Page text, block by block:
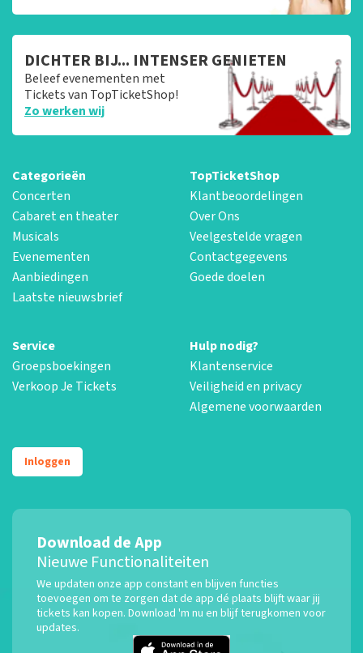
DICHTER BIJ... INTENSER GENIETEN
Beleef evenementen met
Tickets van TopTicketShop!
Zo werken wij
Categorieën
Concerten
Cabaret en theater
Musicals
Evenementen
Aanbiedingen
Laatste nieuwsbrief
TopTicketShop
Klantbeoordelingen
Over Ons
Veelgestelde vragen
Contactgegevens
Goede doelen
Service
Groepsboekingen
Verkoop Je Tickets
Hulp nodig?
Klantenservice
Veiligheid en privacy
Algemene voorwaarden
Inloggen
Download de App
Nieuwe Functionaliteiten
We updaten onze app constant en blijven functies
toevoegen om te zorgen dat de app dé plaats blijft waar jij
tickets kan kopen. Download 'm nu en blijf terugkomen voor
updates.